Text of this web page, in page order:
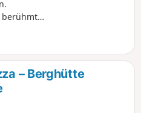
diese
– Berghütte